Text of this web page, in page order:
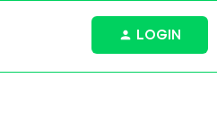
LOGIN